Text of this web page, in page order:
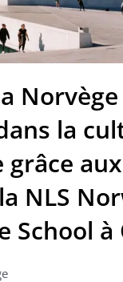
Norvège
la
grâce
NLS
School à